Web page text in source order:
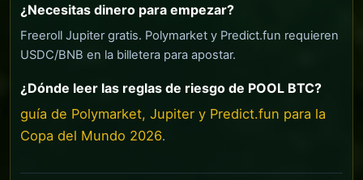
¿Necesitas dinero para empezar?
Freeroll Jupiter gratis. Polymarket y Predict.fun requieren
USDC/BNB en la billetera para apostar.
¿Dónde leer las reglas de riesgo de POOL BTC?
guía de Polymarket, Jupiter y Predict.fun para la
Copa del Mundo 2026.